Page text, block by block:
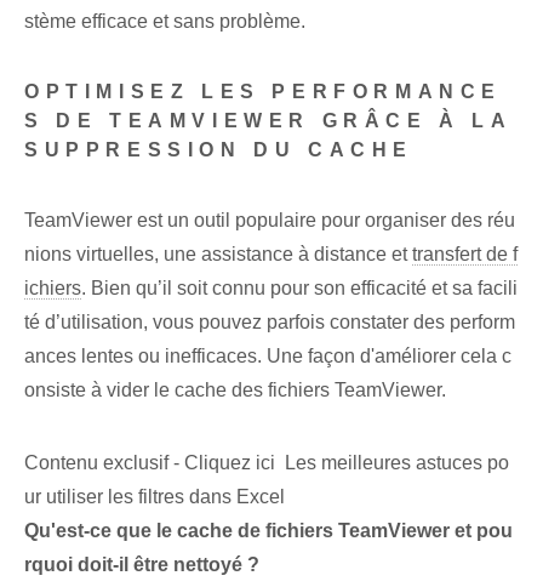
stème efficace et sans problème.
OPTIMISEZ LES PERFORMANCE
S DE TEAMVIEWER GRÂCE À LA
SUPPRESSION DU CACHE
TeamViewer est un outil populaire pour organiser des réu
nions virtuelles, une assistance à distance ettransfert de f
ichiers. Bien qu’il soit connu pour son efficacité et sa facili
té d’utilisation, vous pouvez parfois constater des perform
ances lentes ou inefficaces. Une façon d'améliorer cela c
onsiste à vider le cache des fichiers TeamViewer.
Contenu exclusif - Cliquez ici Les meilleures astuces po
ur utiliser les filtres dans Excel
Qu'est-ce que le cache de fichiers TeamViewer et pou
rquoi doit-il être nettoyé ?